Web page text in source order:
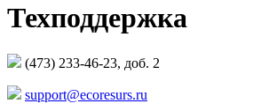
Техподдержка
(473) 233-46-23, доб. 2
support@ecoresurs.ru